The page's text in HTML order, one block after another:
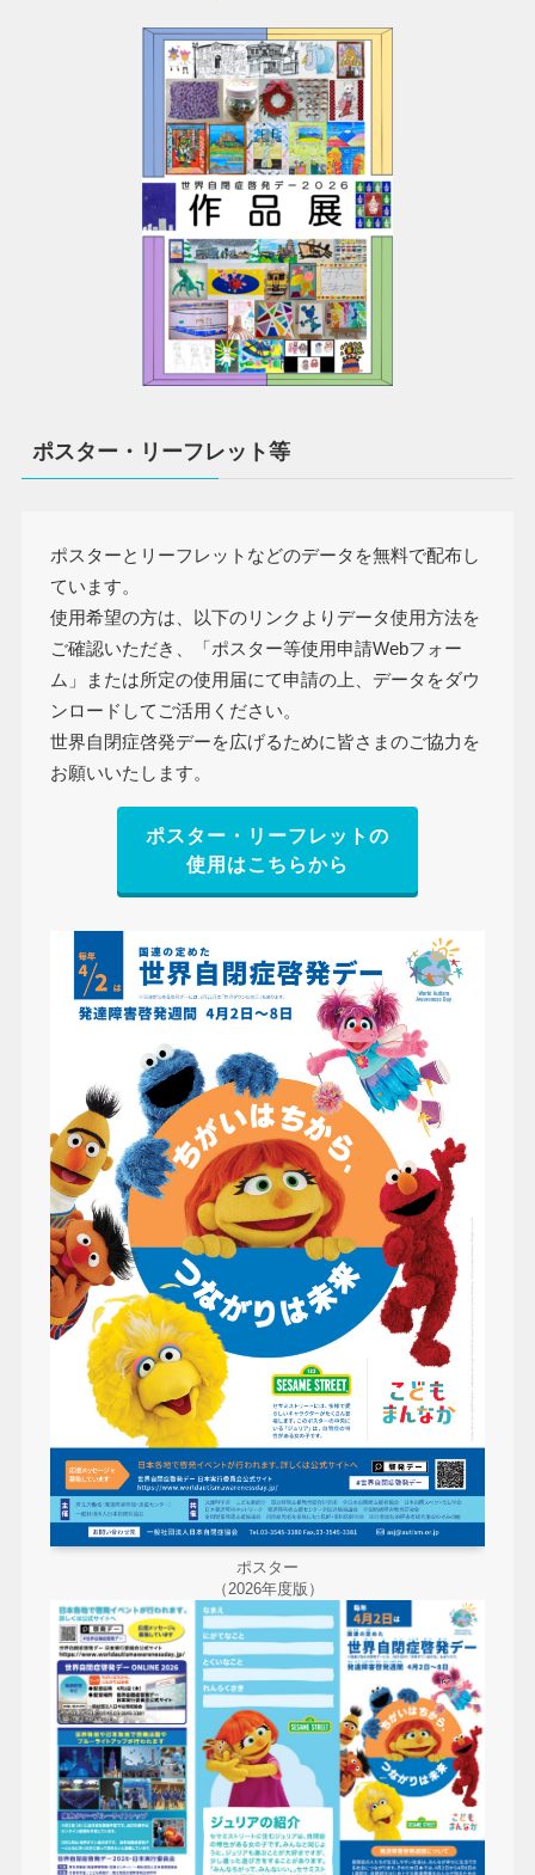
ポスター・リーフレット等
ポスターとリーフレットなどのデータを無料で配布し
ています。
使用希望の方は、以下のリンクよりデータ使用方法を
ご確認いただき、「ポスター等使用申請Webフォー
ム」または所定の使用届にて申請の上、データをダウ
ンロードしてご活用ください。
世界自閉症啓発デーを広げるために皆さまのご協力を
お願いいたします。
ポスター・リーフレットの
使用はこちらから
ポスター
（2026年度版）